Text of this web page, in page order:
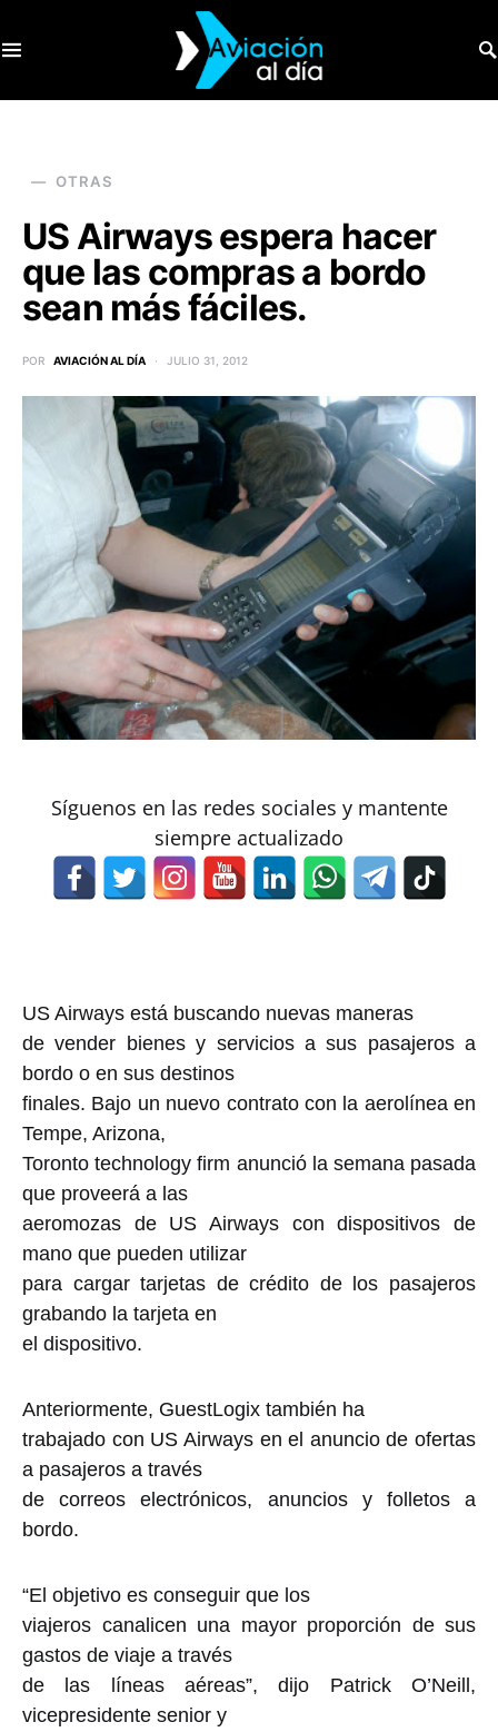
OTRAS
US Airways espera hacer
que las compras a bordo
sean más fáciles.
POR AVIACIÓN AL DÍA JULIO 31, 2012
Síguenos en las redes sociales y mantente
siempre actualizado
US Airways está buscando nuevas maneras
de vender bienes y servicios a sus pasajeros a
bordo o en sus destinos
finales. Bajo un nuevo contrato con la aerolínea en
Tempe, Arizona,
Toronto technology firm anunció la semana pasada
que proveerá a las
aeromozas de US Airways con dispositivos de
mano que pueden utilizar
para cargar tarjetas de crédito de los pasajeros
grabando la tarjeta en
el dispositivo.
Anteriormente, GuestLogix también ha
trabajado con US Airways en el anuncio de ofertas
a pasajeros a través
de correos electrónicos, anuncios y folletos a
bordo.
“El objetivo es conseguir que los
viajeros canalicen una mayor proporción de sus
gastos de viaje a través
de las líneas aéreas”, dijo Patrick O’Neill,
vicepresidente senior y